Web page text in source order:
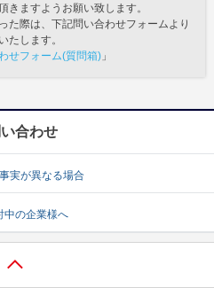
きますようお願い致します。
た際は、下記問い合わせフォームより
たします。
せフォーム(質問箱) 」
合わせ
実が異なる場合
中の企業様へ